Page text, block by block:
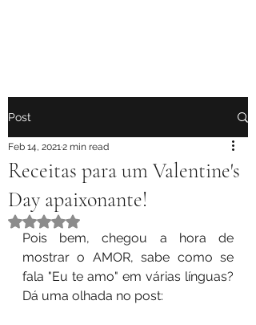
Post
Receitas para um Valentine's
Day apaixonante!
Feb 14, 20212 min read
Rated NaN out of 5 stars.
Pois bem, chegou a hora de
mostrar o AMOR, sabe como se
fala "Eu te amo" em várias línguas?
Dá uma olhada no post: